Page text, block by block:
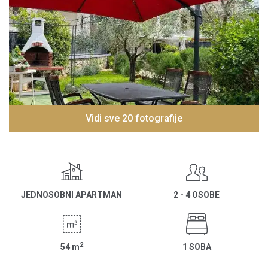
Vidi sve 20 fotografije
JEDNOSOBNI APARTMAN 2 - 4 OSOBE
54 m2 1 SOBA